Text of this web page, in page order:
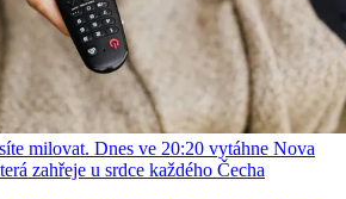
milovat. Dnes ve 20:20 vytáhne Nova
zahřeje u srdce každého Čecha